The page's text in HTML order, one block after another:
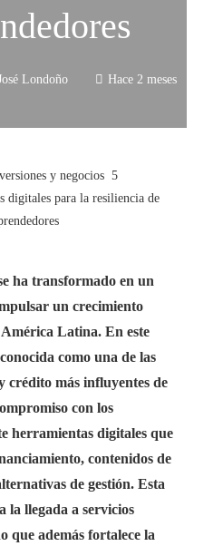
Londoño Hace 2 meses
y negocios
digitales para la resiliencia de
ha transformado en un
un crecimiento
América Latina. En este
como una de las
crédito más influyentes de
con los
herramientas digitales que
contenidos de
de gestión. Esta
la llegada a servicios
que además fortalece la